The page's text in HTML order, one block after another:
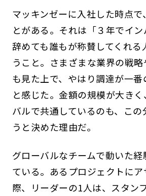
マッキンゼーに入社した時点で
とがある。それは「３年でイン
辞めても誰もが称賛してくれる
うこと。さまざまな業界の戦
も見た上で、やはり調達が一
と感じた。金額の規模が大き
バルで共通しているのも、この
うと決めた理由だ。
グローバルなチームで動いた経
ている。あるプロジェクトに
際、リーダーの1人は、スタン